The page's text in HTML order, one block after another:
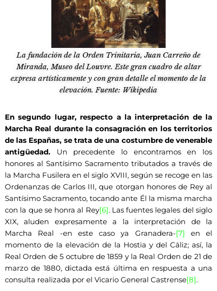
La fundación de la Orden Trinitaria, Juan Carreño de
Miranda, Museo del Louvre. Este gran cuadro de altar
expresa artísticamente y con gran detalle el momento de la
elevación. Fuente: Wikipedia
En segundo lugar, respecto a la interpretación de la
Marcha Real durante la consagración en los territorios
de las Españas, se trata de una costumbre de venerable
antigüedad. Un precedente lo encontramos en los
honores al Santísimo Sacramento tributados a través de
la Marcha Fusilera en el siglo XVIII, según se recoge en las
Ordenanzas de Carlos III, que otorgan honores de Rey al
Santísimo Sacramento, tocando ante Él la misma marcha
con la que se honra al Rey[6]. Las fuentes legales del siglo
XIX, aluden expresamente a la interpretación de la
Marcha Real -en este caso ya Granadera-[7] en el
momento de la elevación de la Hostia y del Cáliz; así, la
Real Orden de 5 octubre de 1859 y la Real Orden de 21 de
marzo de 1880, dictada está última en respuesta a una
consulta realizada por el Vicario General Castrense[8].